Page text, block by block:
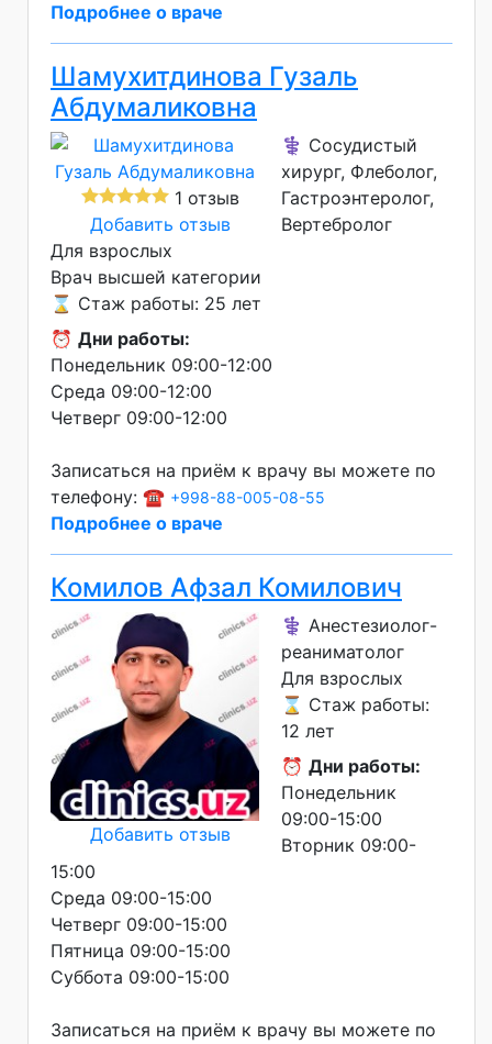
Подробнее о враче
Шамухитдинова Гузаль
Абдумаликовна
1 отзыв
Добавить отзыв
⚕️ Сосудистый
хирург, Флеболог,
Гастроэнтеролог,
Вертебролог
Для взрослых
Врач высшей категории
⌛ Стаж работы: 25 лет
⏰ Дни работы:
Понедельник 09:00-12:00
Среда 09:00-12:00
Четверг 09:00-12:00
Записаться на приём к врачу вы можете по
телефону: ☎️ +998-88-005-08-55
Подробнее о враче
Комилов Афзал Комилович
Добавить отзыв
⚕️ Анестезиолог-
реаниматолог
Для взрослых
⌛ Стаж работы:
12 лет
⏰ Дни работы:
Понедельник
09:00-15:00
Вторник 09:00-
15:00
Среда 09:00-15:00
Четверг 09:00-15:00
Пятница 09:00-15:00
Суббота 09:00-15:00
Записаться на приём к врачу вы можете по